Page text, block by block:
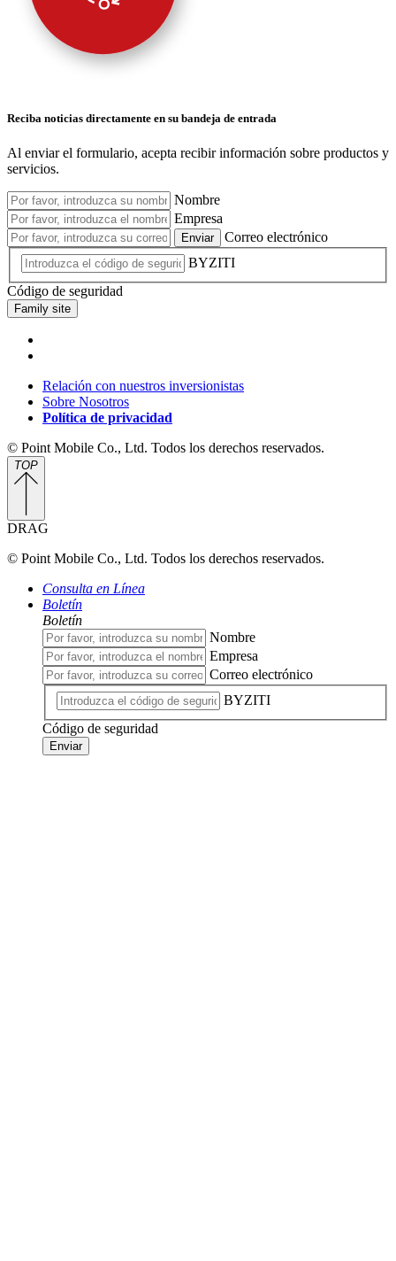
Reciba noticias directamente en su bandeja de entrada
Al enviar el formulario, acepta recibir información sobre productos y
servicios.
Nombre
Empresa
Enviar
Correo electrónico
BYZITI
Código de seguridad
Family site
Relación con nuestros inversionistas
Sobre Nosotros
Política de privacidad
© Point Mobile Co., Ltd. Todos los derechos reservados.
TOP
DRAG
© Point Mobile Co., Ltd. Todos los derechos reservados.
Consulta en Línea
Boletín
Boletín
Nombre
Empresa
Correo electrónico
BYZITI
Código de seguridad
Enviar